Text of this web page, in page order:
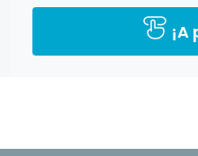
con el fin de ofrecerle
programa formativo
directamente
Grupo Northius, con el
¡A